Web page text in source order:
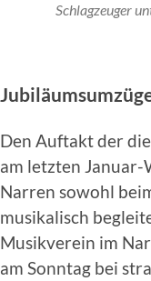
Schlagzeuger
Den Auftakt der
am letzten Januar-
Narren sowohl
musikalisch
Musikverein im
am Sonntag bei